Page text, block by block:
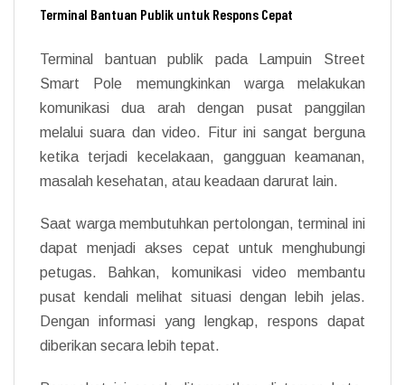
Terminal Bantuan Publik untuk Respons Cepat
Terminal bantuan publik pada Lampuin Street
Smart Pole memungkinkan warga melakukan
komunikasi dua arah dengan pusat panggilan
melalui suara dan video. Fitur ini sangat berguna
ketika terjadi kecelakaan, gangguan keamanan,
masalah kesehatan, atau keadaan darurat lain.
Saat warga membutuhkan pertolongan, terminal ini
dapat menjadi akses cepat untuk menghubungi
petugas. Bahkan, komunikasi video membantu
pusat kendali melihat situasi dengan lebih jelas.
Dengan informasi yang lengkap, respons dapat
diberikan secara lebih tepat.